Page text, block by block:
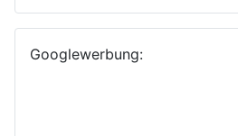
Googlewerbung: